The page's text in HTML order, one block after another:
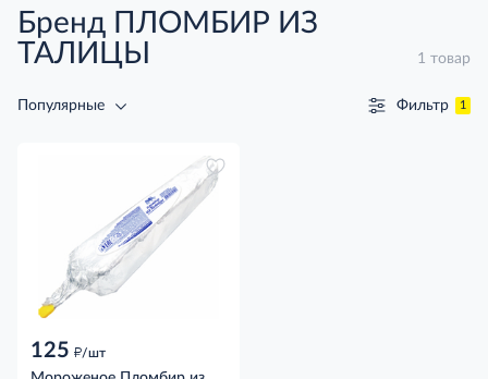
Бренд ПЛОМБИР ИЗ
ТАЛИЦЫ
1 товар
Популярные Фильтр 1
125 д/шт